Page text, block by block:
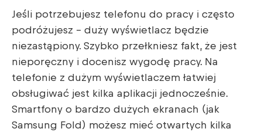
Jeśli potrzebujesz telefonu do pracy i często
podróżujesz – duży wyświetlacz będzie
niezastąpiony. Szybko przełkniesz fakt, że jest
nieporęczny i docenisz wygodę pracy. Na
telefonie z dużym wyświetlaczem łatwiej
obsługiwać jest kilka aplikacji jednocześnie.
Smartfony o bardzo dużych ekranach (jak
Samsung Fold) możesz mieć otwartych kilka